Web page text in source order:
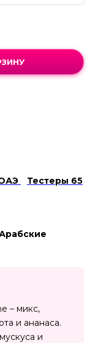
Тестеры 65
– микс,
и ананаса.
и